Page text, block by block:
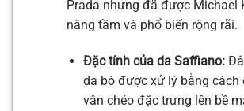
Prada nhưng đã được Michael
nâng tầm và phổ biến rộng rãi.
Đặc tính của da Saffiano:
da bò được xử lý bằng cách
vân chéo đặc trưng lên bề